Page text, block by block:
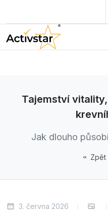
Tajemství
Jak dlouho
Zpět
3. června 2026